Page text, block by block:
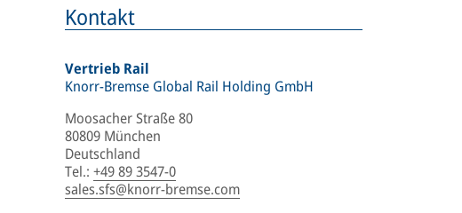
Kontakt
Vertrieb Rail
Knorr-Bremse Global Rail Holding GmbH
Moosacher Straße 80
80809 München
Deutschland
Tel.: +49 89 3547-0
sales.sfs@knorr-bremse.com